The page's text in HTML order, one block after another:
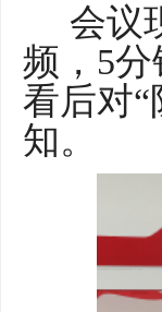
会议
频， 5
看后对
知。